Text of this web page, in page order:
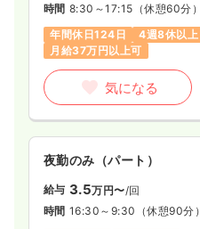
時間 8:30～17:15 （休憩60分）
年間休日124日
4週8休以上
月給37万円以上可
気になる
夜勤のみ（パート）
給与 3.5万円〜/回
時間 16:30～9:30 （休憩90分）